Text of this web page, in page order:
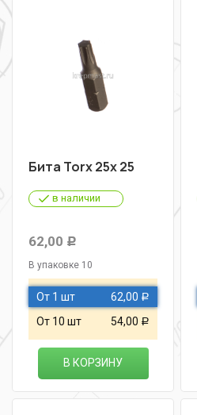
Бита Torx 25х 25
в наличии
62,00 Р
В упаковке 10
От 1 шт 62,00 Р
От 10 шт 54,00 Р
В КОРЗИНУ